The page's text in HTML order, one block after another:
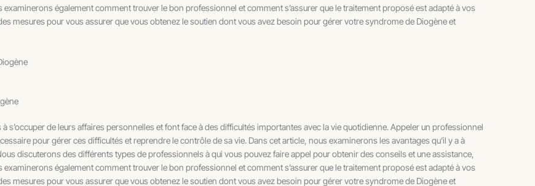
également comment trouver le bon professionnel et comment s’assurer que le traitement proposé est adapté à vos
mesures pour vous assurer que vous obtenez le soutien dont vous avez besoin pour gérer votre syndrome de Diogène et
s’occuper de leurs affaires personnelles et font face à des difficultés importantes avec la vie quotidienne. Appeler un professionnel
pour gérer ces difficultés et reprendre le contrôle de sa vie. Dans cet article, nous examinerons les avantages qu’il y a à
discuterons des différents types de professionnels à qui vous pouvez faire appel pour obtenir des conseils et une assistance,
également comment trouver le bon professionnel et comment s’assurer que le traitement proposé est adapté à vos
mesures pour vous assurer que vous obtenez le soutien dont vous avez besoin pour gérer votre syndrome de Diogène et